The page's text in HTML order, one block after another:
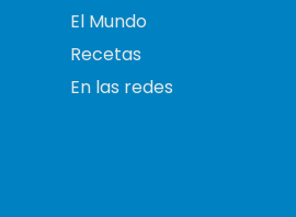
El Mundo
Recetas
En las redes